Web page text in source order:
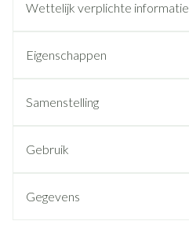
Wettelijk verplichte informatie
Eigenschappen
Samenstelling
Gebruik
Gegevens